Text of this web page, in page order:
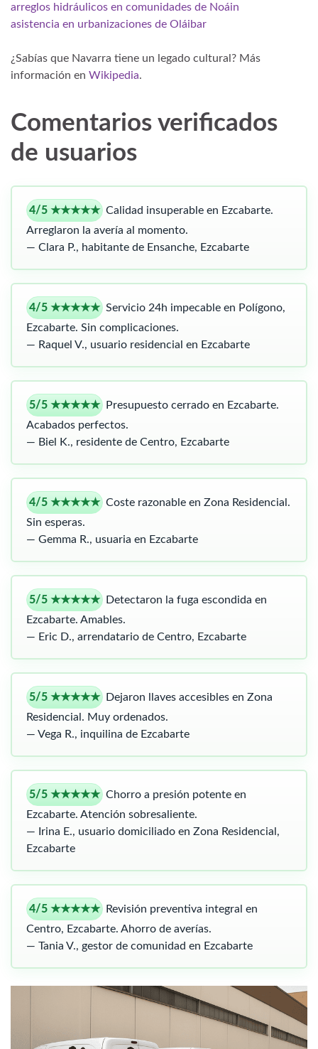
arreglos hidráulicos en comunidades de Noáin
asistencia en urbanizaciones de Oláibar
¿Sabías que Navarra tiene un legado cultural? Más
información en Wikipedia.
Comentarios verificados
de usuarios
4/5 ★★★★★ Calidad insuperable en Ezcabarte.
Arreglaron la avería al momento.
— Clara P., habitante de Ensanche, Ezcabarte
4/5 ★★★★★ Servicio 24h impecable en Polígono,
Ezcabarte. Sin complicaciones.
— Raquel V., usuario residencial en Ezcabarte
5/5 ★★★★★ Presupuesto cerrado en Ezcabarte.
Acabados perfectos.
— Biel K., residente de Centro, Ezcabarte
4/5 ★★★★★ Coste razonable en Zona Residencial.
Sin esperas.
— Gemma R., usuaria en Ezcabarte
5/5 ★★★★★ Detectaron la fuga escondida en
Ezcabarte. Amables.
— Eric D., arrendatario de Centro, Ezcabarte
5/5 ★★★★★ Dejaron llaves accesibles en Zona
Residencial. Muy ordenados.
— Vega R., inquilina de Ezcabarte
5/5 ★★★★★ Chorro a presión potente en
Ezcabarte. Atención sobresaliente.
— Irina E., usuario domiciliado en Zona Residencial,
Ezcabarte
4/5 ★★★★★ Revisión preventiva integral en
Centro, Ezcabarte. Ahorro de averías.
— Tania V., gestor de comunidad en Ezcabarte